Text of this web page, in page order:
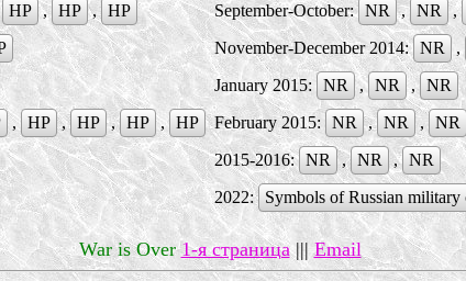
НР , НР , HP September-October: NR , NR ,
November-December 2014: NR
,
January 2015: NR , NR , NR
, НР , НР , НР , НР February 2015: NR , NR ,
NR
2015-2016: NR , NR , NR
2022: Symbols of Russian
War is Over 1-я страница|||Email